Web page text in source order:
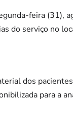
feira (31),
do serviço no
dos
para a